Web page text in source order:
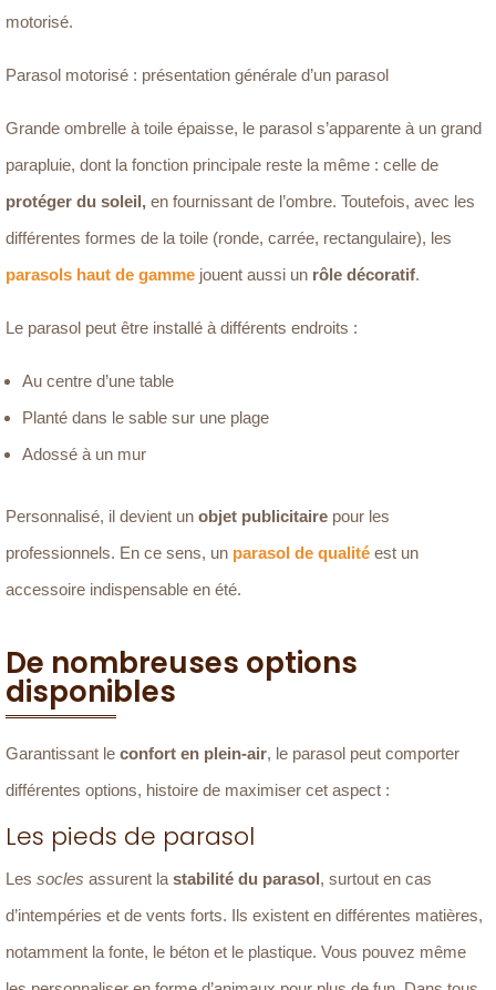
motorisé.
Parasol motorisé : présentation générale d’un parasol
Grande ombrelle à toile épaisse, le parasol s’apparente à un grand
parapluie, dont la fonction principale reste la même : celle de
protéger du soleil, en fournissant de l’ombre. Toutefois, avec les
différentes formes de la toile (ronde, carrée, rectangulaire), les
parasols haut de gamme jouent aussi un rôle décoratif.
Le parasol peut être installé à différents endroits :
Au centre d’une table
Planté dans le sable sur une plage
Adossé à un mur
Personnalisé, il devient un objet publicitaire pour les
professionnels. En ce sens, un parasol de qualité est un
accessoire indispensable en été.
De nombreuses options
disponibles
Garantissant le confort en plein-air, le parasol peut comporter
différentes options, histoire de maximiser cet aspect :
Les pieds de parasol
Les socles assurent la stabilité du parasol, surtout en cas
d’intempéries et de vents forts. Ils existent en différentes matières,
notamment la fonte, le béton et le plastique. Vous pouvez même